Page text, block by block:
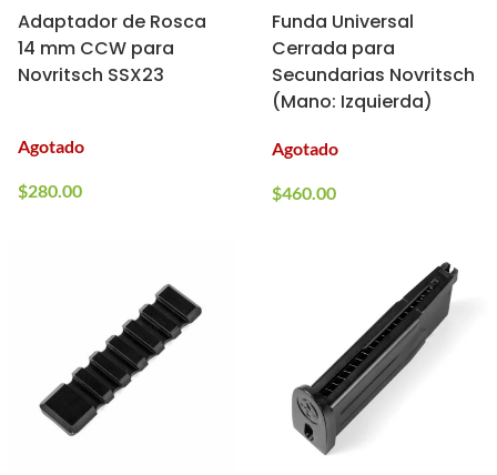
Adaptador de Rosca
14 mm CCW para
Novritsch SSX23
Agotado
$280.00
Funda Universal
Cerrada para
Secundarias Novritsch
(Mano: Izquierda)
Agotado
$460.00